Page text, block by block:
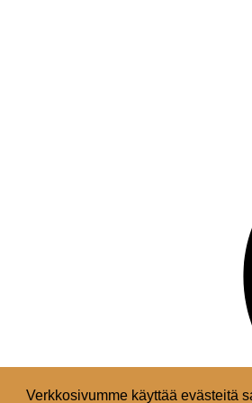
Verkkosivumme käyttää evästeitä